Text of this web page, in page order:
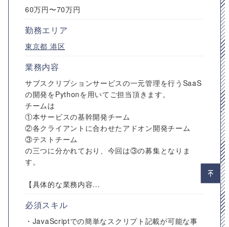
60万円〜70万円
勤務エリア
東京都 港区
業務内容
サブスクリプションサービスの一元管理を行うSaaS
の開発をPythonを用いてご担当頂きます。
チームは
①本サービスの基幹開発チーム
②各クライアントに合わせたアドオン開発チーム
③テストチーム
の三つに分かれており、今回は③の募集となりま
す。
【具体的な業務内容...
必須スキル
・JavaScriptでの簡単なスクリプト記載が可能な事